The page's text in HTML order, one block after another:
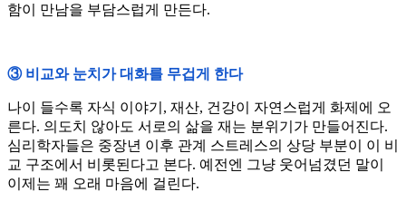
함이 만남을 부담스럽게 만든다.
③ 비교와 눈치가 대화를 무겁게 한다
나이 들수록 자식 이야기, 재산, 건강이 자연스럽게 화제에 오
른다. 의도치 않아도 서로의 삶을 재는 분위기가 만들어진다.
심리학자들은 중장년 이후 관계 스트레스의 상당 부분이 이 비
교 구조에서 비롯된다고 본다. 예전엔 그냥 웃어넘겼던 말이
이제는 꽤 오래 마음에 걸린다.